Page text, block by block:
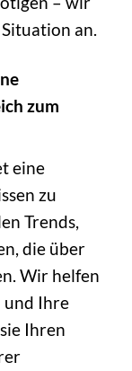
an.
zum
eine
zu
Trends,
die über
Wir helfen
und Ihre
Ihren